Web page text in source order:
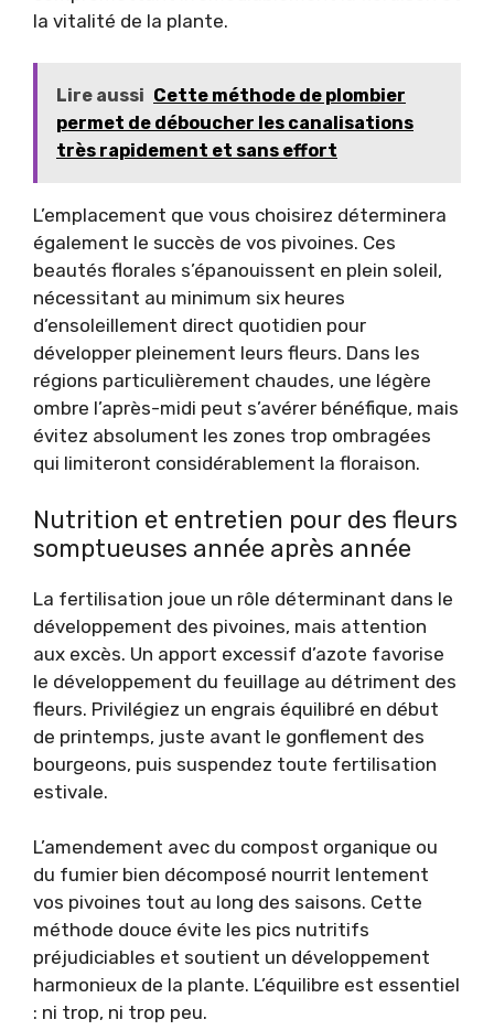
la vitalité de la plante.
Lire aussi Cette méthode de plombier
permet de déboucher les canalisations
très rapidement et sans effort
L’emplacement que vous choisirez déterminera
également le succès de vos pivoines. Ces
beautés florales s’épanouissent en plein soleil,
nécessitant au minimum six heures
d’ensoleillement direct quotidien pour
développer pleinement leurs fleurs. Dans les
régions particulièrement chaudes, une légère
ombre l’après-midi peut s’avérer bénéfique, mais
évitez absolument les zones trop ombragées
qui limiteront considérablement la floraison.
Nutrition et entretien pour des fleurs
somptueuses année après année
La fertilisation joue un rôle déterminant dans le
développement des pivoines, mais attention
aux excès. Un apport excessif d’azote favorise
le développement du feuillage au détriment des
fleurs. Privilégiez un engrais équilibré en début
de printemps, juste avant le gonflement des
bourgeons, puis suspendez toute fertilisation
estivale.
L’amendement avec du compost organique ou
du fumier bien décomposé nourrit lentement
vos pivoines tout au long des saisons. Cette
méthode douce évite les pics nutritifs
préjudiciables et soutient un développement
harmonieux de la plante. L’équilibre est essentiel
: ni trop, ni trop peu.